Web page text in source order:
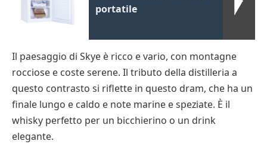
portatile
Il paesaggio di Skye è ricco e vario, con montagne
rocciose e coste serene. Il tributo della distilleria a
questo contrasto si riflette in questo dram, che ha un
finale lungo e caldo e note marine e speziate. È il
whisky perfetto per un bicchierino o un drink
elegante.